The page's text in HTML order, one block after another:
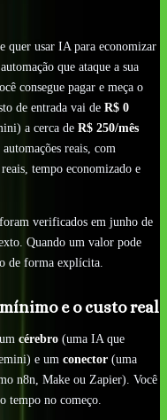
quer usar IA para economizar
automação que ataque a sua
consegue pagar e meça o
de entrada vai de R$ 0
a cerca de R$ 250/mês
reais, com
tempo economizado e
verificados em junho de
Quando um valor pode
de forma explícita.
e o custo real
cérebro (uma IA que
e um conector (uma
n8n, Make ou Zapier). Você
tempo no começo.